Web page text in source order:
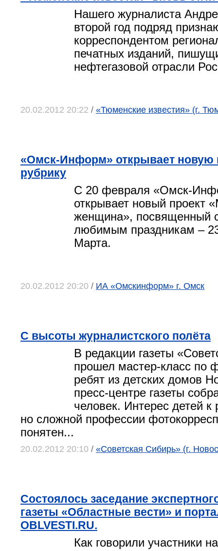
Нашего журналиста
второй год подряд
корреспондентом
печатных изданий,
нефтегазовой отрасли
20.02.2012 20:22 / «Тюменские известия» (г.
«Омск-Информ» открывает новую
рубрику
С 20 февраля «Омск-
открывает новый проект
женщина», посвященный
любимым праздникам –
Марта.
20.02.2012 20:20 / ИА «Омскинформ» г. Омск
С высоты журналистского полёта
В редакции газеты
прошел мастер-класс по
ребят из детских домов
пресс-центре газеты
человек. Интерес детей к
но сложной профессии
понятен...
20.02.2012 20:10 / «Советская Сибирь» (г.
Состоялось заседание
газеты «Областные вести» и
OBLVESTI.RU.
Как говорили участники